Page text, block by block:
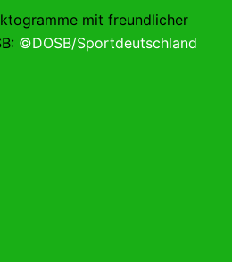
mit freundlicher
©DOSB/Sportdeutschland